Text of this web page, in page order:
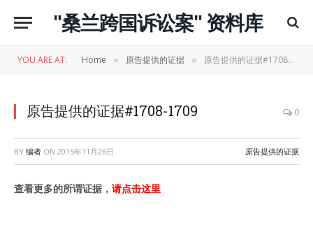
"桑兰跨国诉讼案" 资料库
YOU ARE AT: Home » 原告提供的证据 » 原告提供的证据#1708-1709
原告提供的证据#1708-1709 0
BY 编者 ON 2015年11月26日 原告提供的证据
查看更多的所谓证据， 请点击这里